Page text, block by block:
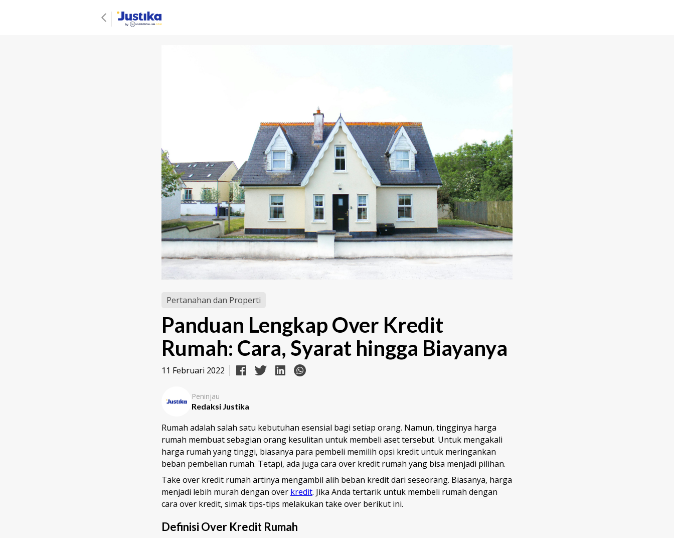
Pertanahan dan Properti
Panduan Lengkap Over Kredit
Rumah: Cara, Syarat hingga Biayanya
11 Februari 2022
Peninjau
Redaksi Justika
Rumah adalah salah satu kebutuhan esensial bagi setiap orang. Namun, tingginya harga
rumah membuat sebagian orang kesulitan untuk membeli aset tersebut. Untuk mengakali
harga rumah yang tinggi, biasanya para pembeli memilih opsi kredit untuk meringankan
beban pembelian rumah. Tetapi, ada juga cara over kredit rumah yang bisa menjadi pilihan.
Take over kredit rumah artinya mengambil alih beban kredit dari seseorang. Biasanya, harga
menjadi lebih murah dengan over kredit. Jika Anda tertarik untuk membeli rumah dengan
cara over kredit, simak tips-tips melakukan take over berikut ini.
Definisi Over Kredit Rumah